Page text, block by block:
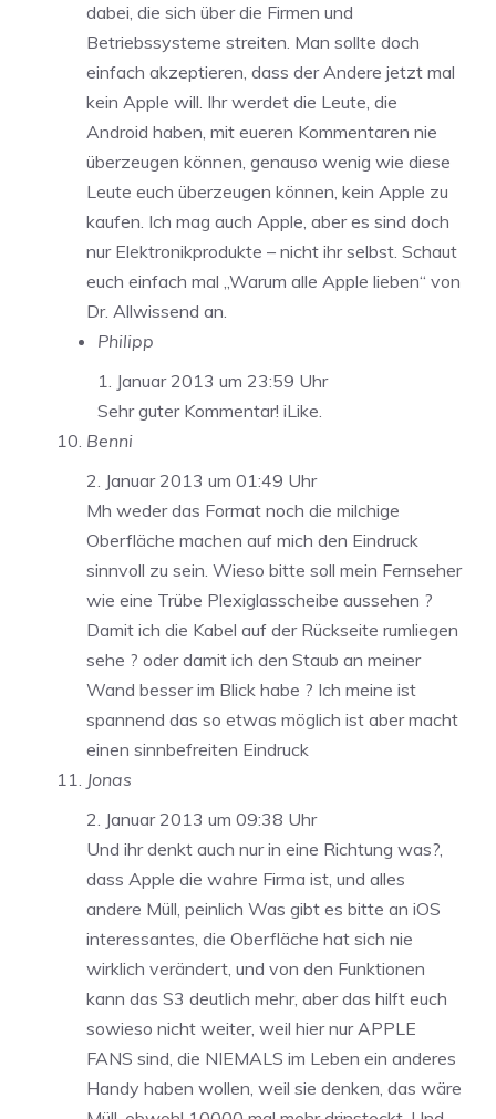
dabei, die sich über die Firmen und
Betriebssysteme streiten. Man sollte doch
einfach akzeptieren, dass der Andere jetzt mal
kein Apple will. Ihr werdet die Leute, die
Android haben, mit eueren Kommentaren nie
überzeugen können, genauso wenig wie diese
Leute euch überzeugen können, kein Apple zu
kaufen. Ich mag auch Apple, aber es sind doch
nur Elektronikprodukte – nicht ihr selbst. Schaut
euch einfach mal „Warum alle Apple lieben“ von
Dr. Allwissend an.
Philipp
1. Januar 2013 um 23:59 Uhr
Sehr guter Kommentar! iLike.
Benni
2. Januar 2013 um 01:49 Uhr
Mh weder das Format noch die milchige
Oberfläche machen auf mich den Eindruck
sinnvoll zu sein. Wieso bitte soll mein Fernseher
wie eine Trübe Plexiglasscheibe aussehen ?
Damit ich die Kabel auf der Rückseite rumliegen
sehe ? oder damit ich den Staub an meiner
Wand besser im Blick habe ? Ich meine ist
spannend das so etwas möglich ist aber macht
einen sinnbefreiten Eindruck
Jonas
2. Januar 2013 um 09:38 Uhr
Und ihr denkt auch nur in eine Richtung was?,
dass Apple die wahre Firma ist, und alles
andere Müll, peinlich Was gibt es bitte an iOS
interessantes, die Oberfläche hat sich nie
wirklich verändert, und von den Funktionen
kann das S3 deutlich mehr, aber das hilft euch
sowieso nicht weiter, weil hier nur APPLE
FANS sind, die NIEMALS im Leben ein anderes
Handy haben wollen, weil sie denken, das wäre